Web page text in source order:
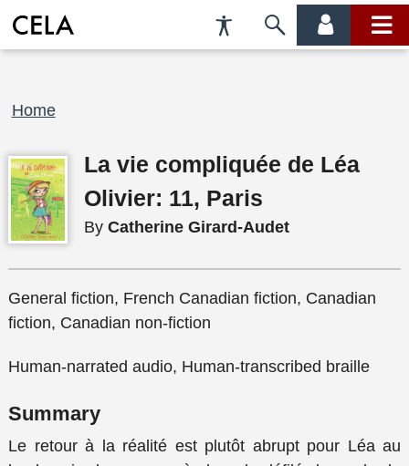
Accessibility
Preferences
Skip
account main
Breadcrumb
Home
La vie compliquée de Léa
Olivier: 11, Paris
By Catherine Girard-Audet
General fiction, French Canadian fiction, Canadian
fiction, Canadian non-fiction
Human-narrated audio, Human-transcribed braille
Summary
Le retour à la réalité est plutôt abrupt pour Léa au